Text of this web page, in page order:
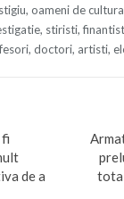
oameni de
stiristi,
doctori, artisti,
fi
de a